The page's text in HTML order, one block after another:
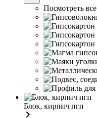
Посмотреть
Блок, кирпич пгп